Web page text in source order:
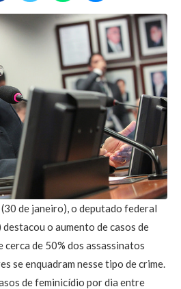
de janeiro), o deputado federal
o aumento de casos de
de 50% dos assassinatos
se enquadram nesse tipo de crime.
de feminicídio por dia entre